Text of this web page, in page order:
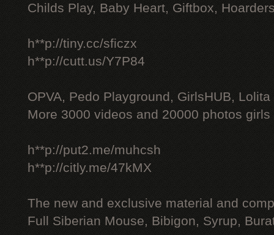
Childs Play, Baby Heart, Giftbox,
h**p://tiny.cc/sficzx
h**p://cutt.us/Y7P84
OPVA, Pedo Playground, GirlsHUB, Lolita
More 3000 videos and 20000 photos
h**p://put2.me/muhcsh
h**p://citly.me/47kMX
The new and exclusive material and
Full Siberian Mouse, Bibigon, Syrup,